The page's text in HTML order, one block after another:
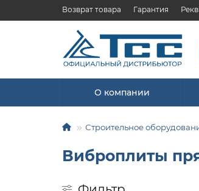
Возврат товара Гарантия
О компании
Строительное
Виброплиты